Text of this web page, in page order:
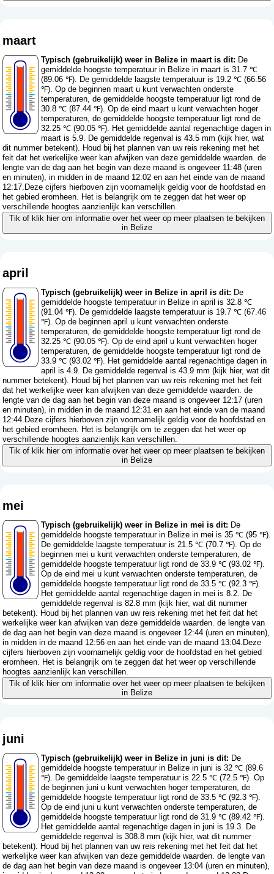
maart
Typisch (gebruikelijk) weer in Belize in maart is dit: De
gemiddelde hoogste temperatuur in Belize in maart is 31.7 ℃
(89.06 ℉). De gemiddelde laagste temperatuur is 19.2 ℃ (66.56
℉). Op de beginnen maart u kunt verwachten onderste
temperaturen, de gemiddelde hoogste temperatuur ligt rond de
30.8 ℃ (87.44 ℉). Op de eind maart u kunt verwachten hoger
temperaturen, de gemiddelde hoogste temperatuur ligt rond de
32.25 ℃ (90.05 ℉). Het gemiddelde aantal regenachtige dagen in
maart is 5.9. De gemiddelde regenval is 43.5 mm (kijk hier, wat
dit nummer betekent). Houd bij het plannen van uw reis rekening met het
feit dat het werkelijke weer kan afwijken van deze gemiddelde waarden. de
lengte van de dag aan het begin van deze maand is ongeveer 11:48 (uren
en minuten), in midden in de maand 12:02 en aan het einde van de maand
12:17.Deze cijfers hierboven zijn voornamelijk geldig voor de hoofdstad en
het gebied eromheen. Het is belangrijk om te zeggen dat het weer op
verschillende hoogtes aanzienlijk kan verschillen.
Tik of klik hier om informatie over het weer op meer plaatsen te bekijken
in Belize
april
Typisch (gebruikelijk) weer in Belize in april is dit: De
gemiddelde hoogste temperatuur in Belize in april is 32.8 ℃
(91.04 ℉). De gemiddelde laagste temperatuur is 19.7 ℃ (67.46
℉). Op de beginnen april u kunt verwachten onderste
temperaturen, de gemiddelde hoogste temperatuur ligt rond de
32.25 ℃ (90.05 ℉). Op de eind april u kunt verwachten hoger
temperaturen, de gemiddelde hoogste temperatuur ligt rond de
33.9 ℃ (93.02 ℉). Het gemiddelde aantal regenachtige dagen in
april is 4.9. De gemiddelde regenval is 43.9 mm (kijk hier, wat dit
nummer betekent). Houd bij het plannen van uw reis rekening met het feit
dat het werkelijke weer kan afwijken van deze gemiddelde waarden. de
lengte van de dag aan het begin van deze maand is ongeveer 12:17 (uren
en minuten), in midden in de maand 12:31 en aan het einde van de maand
12:44.Deze cijfers hierboven zijn voornamelijk geldig voor de hoofdstad en
het gebied eromheen. Het is belangrijk om te zeggen dat het weer op
verschillende hoogtes aanzienlijk kan verschillen.
Tik of klik hier om informatie over het weer op meer plaatsen te bekijken
in Belize
mei
Typisch (gebruikelijk) weer in Belize in mei is dit: De
gemiddelde hoogste temperatuur in Belize in mei is 35 ℃ (95 ℉).
De gemiddelde laagste temperatuur is 21.5 ℃ (70.7 ℉). Op de
beginnen mei u kunt verwachten onderste temperaturen, de
gemiddelde hoogste temperatuur ligt rond de 33.9 ℃ (93.02 ℉).
Op de eind mei u kunt verwachten onderste temperaturen, de
gemiddelde hoogste temperatuur ligt rond de 33.5 ℃ (92.3 ℉).
Het gemiddelde aantal regenachtige dagen in mei is 8.2. De
gemiddelde regenval is 82.8 mm (kijk hier, wat dit nummer
betekent). Houd bij het plannen van uw reis rekening met het feit dat het
werkelijke weer kan afwijken van deze gemiddelde waarden. de lengte van
de dag aan het begin van deze maand is ongeveer 12:44 (uren en minuten),
in midden in de maand 12:56 en aan het einde van de maand 13:04.Deze
cijfers hierboven zijn voornamelijk geldig voor de hoofdstad en het gebied
eromheen. Het is belangrijk om te zeggen dat het weer op verschillende
hoogtes aanzienlijk kan verschillen.
Tik of klik hier om informatie over het weer op meer plaatsen te bekijken
in Belize
juni
Typisch (gebruikelijk) weer in Belize in juni is dit: De
gemiddelde hoogste temperatuur in Belize in juni is 32 ℃ (89.6
℉). De gemiddelde laagste temperatuur is 22.5 ℃ (72.5 ℉). Op
de beginnen juni u kunt verwachten hoger temperaturen, de
gemiddelde hoogste temperatuur ligt rond de 33.5 ℃ (92.3 ℉).
Op de eind juni u kunt verwachten onderste temperaturen, de
gemiddelde hoogste temperatuur ligt rond de 31.9 ℃ (89.42 ℉).
Het gemiddelde aantal regenachtige dagen in juni is 19.3. De
gemiddelde regenval is 308.8 mm (kijk hier, wat dit nummer
betekent). Houd bij het plannen van uw reis rekening met het feit dat het
werkelijke weer kan afwijken van deze gemiddelde waarden. de lengte van
de dag aan het begin van deze maand is ongeveer 13:04 (uren en minuten),